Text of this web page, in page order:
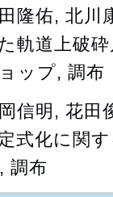
隆佑, 北川
軌道上破
ップ, 調布
信明, 花田
式化に関
調布